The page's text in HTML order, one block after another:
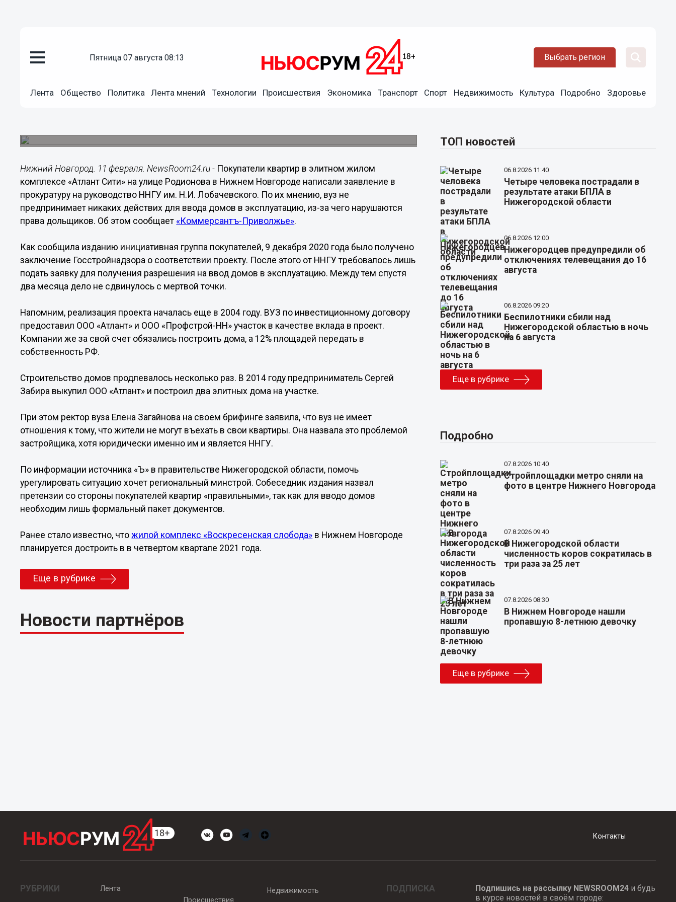
пятница 07 августа 08:13 Выбрать регион
Лента Общество Политика Лента мнений Технологии Происшествия Экономика Транспорт Спорт Недвижимость Культура Подробно Здоровье
Дольщики ЖК «Атлант Сити» пожаловались в прокуратуру
Нижний Новгород. 11 февраля. NewsRoom24.ru - Покупатели квартир в элитном жилом
комплексе «Атлант Сити» на улице Родионова в Нижнем Новгороде написали заявление в
прокуратуру на руководство ННГУ им. Н.И. Лобачевского. По их мнению, вуз не
предпринимает никаких действих для ввода домов в эксплуатацию, из-за чего нарушаются
права дольщиков. Об этом сообщает «Коммерсантъ-Приволжье».
Как сообщила изданию инициативная группа покупателей, 9 декабря 2020 года было получено
заключение Госстройнадзора о соответствии проекту. После этого от ННГУ требовалось лишь
подать заявку для получения разрешения на ввод домов в эксплуатацию. Между тем спустя
два месяца дело не сдвинулось с мертвой точки.
Напомним, реализация проекта началась еще в 2004 году. ВУЗ по инвестиционному договору
предоставил ООО «Атлант» и ООО «Профстрой-НН» участок в качестве вклада в проект.
Компании же за свой счет обязались построить дома, а 12% площадей передать в
собственность РФ.
Строительство домов продлевалось несколько раз. В 2014 году предприниматель Сергей
Забира выкупил ООО «Атлант» и построил два элитных дома на участке.
При этом ректор вуза Елена Загайнова на своем брифинге заявила, что вуз не имеет
отношения к тому, что жители не могут въехать в свои квартиры. Она назвала это проблемой
застройщика, хотя юридически именно им и является ННГУ.
По информации источника «Ъ» в правительстве Нижегородской области, помочь
урегулировать ситуацию хочет региональный минстрой. Собеседник издания назвал
претензии со стороны покупателей квартир «правильными», так как для вводо домов
необходим лишь формальный пакет документов.
Ранее стало известно, чтожилой комплекс «Воскресенская слобода» в Нижнем Новгороде
планируется достроить в в четвертом квартале 2021 года.
Еще в рубрике
Новости партнёров
ТОП новостей
06.8.2026 11:40
Четыре человека пострадали в
результате атаки БПЛА в
Нижегородской области
06.8.2026 12:00
Нижегородцев предупредили об
отключениях телевещания до 16
августа
06.8.2026 09:20
Беспилотники сбили над
Нижегородской областью в ночь
на 6 августа
Еще в рубрике
Подробно
07.8.2026 10:40
Стройплощадки метро сняли на
фото в центре Нижнего Новгорода
07.8.2026 09:40
В Нижегородской области
численность коров сократилась в
три раза за 25 лет
07.8.2026 08:30
В Нижнем Новгороде нашли
пропавшую 8-летнюю девочку
Еще в рубрике
Контакты
РУБРИКИ
Лента
Происшествия
Недвижимость ПОДПИСКА Подпишись на рассылку NEWSROOM24и будь
в курсе новостей в своём городе: